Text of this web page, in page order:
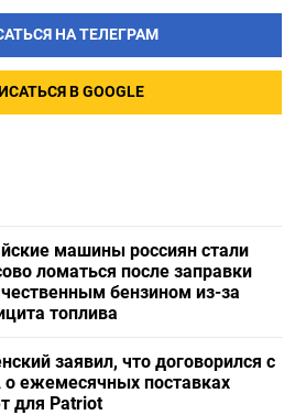
НА ТЕЛЕГРАМ
В GOOGLE
машины россиян стали
ломаться после заправки
бензином из-за
топлива
заявил, что договорился с
ежемесячных поставках
для Patriot